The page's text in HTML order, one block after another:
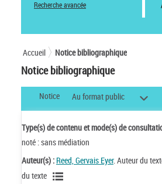
Recherche avancée
Accueil Notice bibliographique
Notice bibliographique
Notice Au format public
Type(s) de contenu et mode(s) de
noté : sans médiation
Auteur(s) : Reed, Gervais Eyer. Auteur du
du texte